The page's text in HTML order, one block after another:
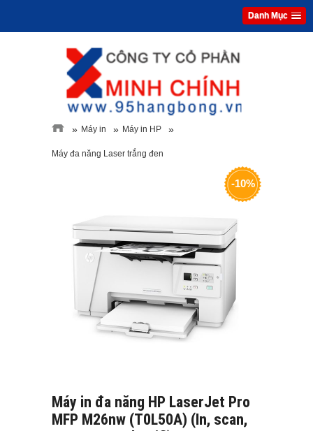
Danh Mục
» Máy in » Máy in HP »
Máy đa năng Laser trắng đen
-10%
Máy in đa năng HP LaserJet Pro
MFP M26nw (T0L50A) (In, scan,